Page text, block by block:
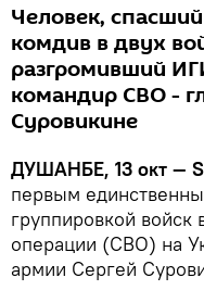
Человек,
комдив в двух
разгромивший
командир СВО -
Суровикине
ДУШАНБЕ, 13 окт —
первым
группировкой войск
операции (СВО) на
армии Сергей